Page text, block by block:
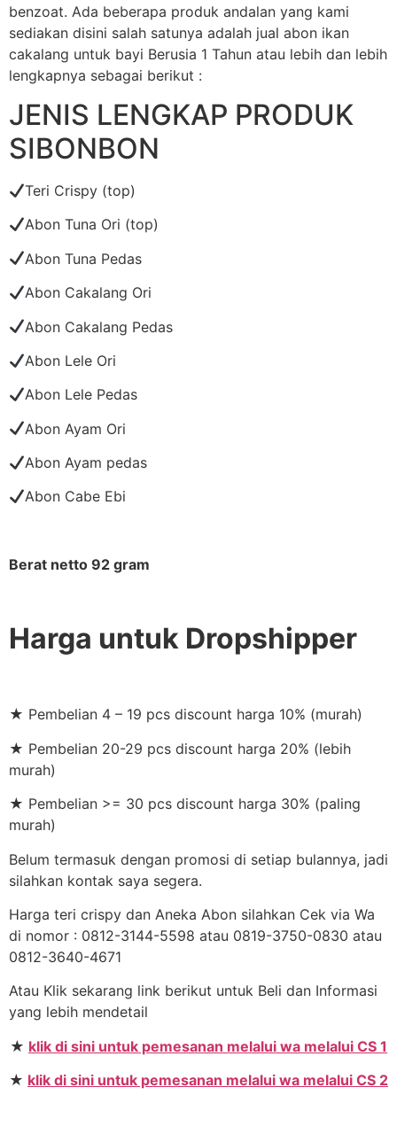
benzoat. Ada beberapa produk andalan yang kami
sediakan disini salah satunya adalah jual abon ikan
cakalang untuk bayi Berusia 1 Tahun atau lebih dan lebih
lengkapnya sebagai berikut :
JENIS LENGKAP PRODUK
SIBONBON
Teri Crispy (top)
Abon Tuna Ori (top)
Abon Tuna Pedas
Abon Cakalang Ori
Abon Cakalang Pedas
Abon Lele Ori
Abon Lele Pedas
Abon Ayam Ori
Abon Ayam pedas
Abon Cabe Ebi
Berat netto 92 gram
Harga untuk Dropshipper
★ Pembelian 4 – 19 pcs discount harga 10% (murah)
★ Pembelian 20-29 pcs discount harga 20% (lebih
murah)
★ Pembelian >= 30 pcs discount harga 30% (paling
murah)
Belum termasuk dengan promosi di setiap bulannya, jadi
silahkan kontak saya segera.
Harga teri crispy dan Aneka Abon silahkan Cek via Wa
di nomor : 0812-3144-5598 atau 0819-3750-0830 atau
0812-3640-4671
Atau Klik sekarang link berikut untuk Beli dan Informasi
yang lebih mendetail
★ klik di sini untuk pemesanan melalui wa melalui CS 1
★ klik di sini untuk pemesanan melalui wa melalui CS 2